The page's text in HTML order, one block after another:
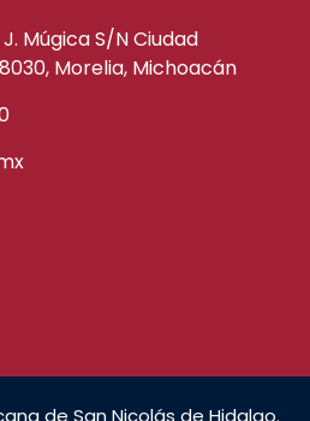
Múgica S/N Ciudad
Morelia, Michoacán
de San Nicolás de Hidalgo.